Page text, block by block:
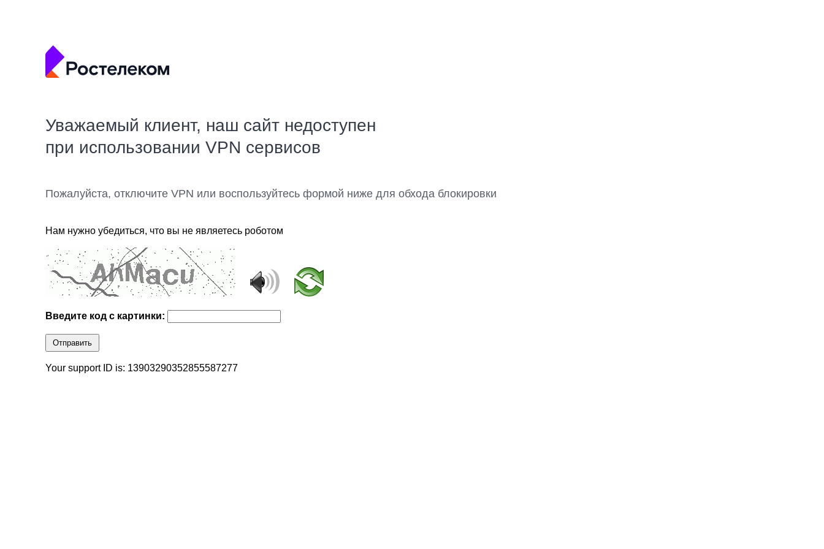
Уважаемый клиент, наш сайт недоступен
при использовании VPN сервисов
Пожалуйста, отключите VPN или воспользуйтесь формой ниже для обхода блокировки
Нам нужно убедиться, что вы не являетесь роботом
Введите код с картинки:
Отправить
Your support ID is: 13903290352855587277